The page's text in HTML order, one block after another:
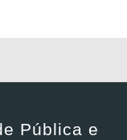
Pública e